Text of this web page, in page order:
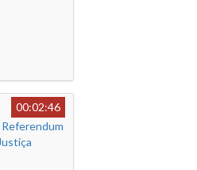
00:02:46
Referendum